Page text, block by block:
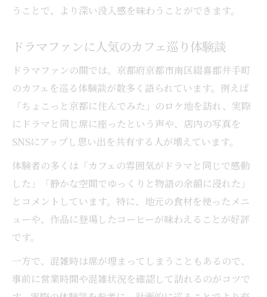
うことで、より深い没入感を味わうことができます。
ドラマファンに人気のカフェ巡り体験談
ドラマファンの間では、京都府京都市南区綴喜郡井手町
のカフェを巡る体験談が数多く語られています。例えば
「ちょこっと京都に住んでみた」のロケ地を訪れ、実際
にドラマと同じ席に座ったという声や、店内の写真を
SNSにアップし思い出を共有する人が増えています。
体験者の多くは「カフェの雰囲気がドラマと同じで感動
した」「静かな空間でゆっくりと物語の余韻に浸れた」
とコメントしています。特に、地元の食材を使ったメニ
ューや、作品に登場したコーヒーが味わえることが好評
です。
一方で、混雑時は席が埋まってしまうこともあるので、
事前に営業時間や混雑状況を確認して訪れるのがコツで